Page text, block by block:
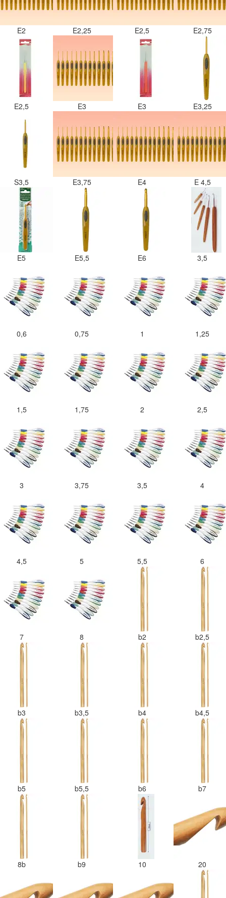
E2 E2,25 E2,5 E2,75
E2,5 E3 E3 E3,25
S3,5 E3,75 E4 E 4,5
E5 E5,5 E6 3,5
0,6 0,75 1 1,25
1,5 1,75 2 2,5
3 3,75 3,5 4
4,5 5 5,5 6
7 8 b2 b2,5
b3 b3,5 b4 b4,5
b5 b5,5 b6 b7
8b b9 10 20